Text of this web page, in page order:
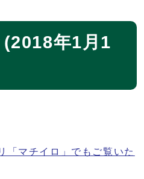
年1月1
「マチイロ」でもご覧いた